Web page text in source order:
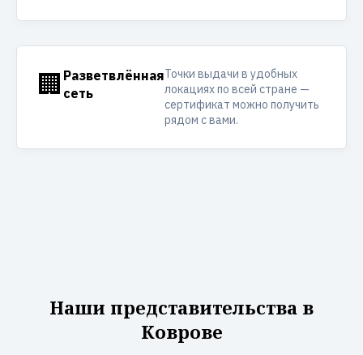
🏢 Разветвлённая
сеть
Точки выдачи в удобных
локациях по всей стране —
сертификат можно получить
рядом с вами.
Наши представительства в
Коврове